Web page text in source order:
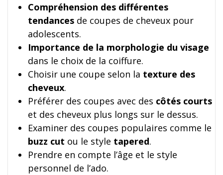
Compréhension des différentes
tendances de coupes de cheveux pour
adolescents.
Importance de la morphologie du visage
dans le choix de la coiffure.
Choisir une coupe selon la texture des
cheveux.
Préférer des coupes avec des côtés courts
et des cheveux plus longs sur le dessus.
Examiner des coupes populaires comme le
buzz cut ou le style tapered.
Prendre en compte l’âge et le style
personnel de l’ado.